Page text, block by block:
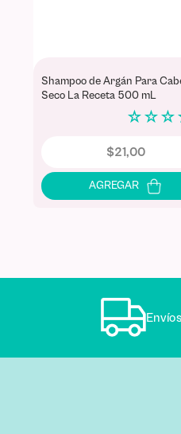
Shampoo de Argán Para
Seco La Receta 500 mL
☆ ☆ ☆
$21,00